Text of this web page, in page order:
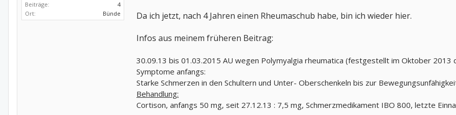
Beiträge:
4
Ort:
Bünde
Da ich jetzt, nach 4 Jahren einen Rheumaschub habe, bin ich wieder hier.
Infos aus meinem früheren Beitrag:
30.09.13 bis 01.03.2015 AU wegen Polymyalgia rheumatica (festgestellt im Oktober 2013
Symptome anfangs:
Starke Schmerzen in den Schultern und Unter- Oberschenkeln bis zur
Behandlung:
Cortison, anfangs 50 mg, seit 27.12.13 : 7,5 mg, Schmerzmedikament IBO 800, letzte